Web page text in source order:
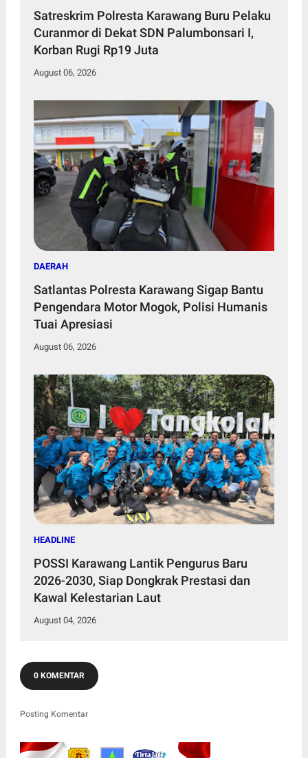
Satreskrim Polresta Karawang Buru Pelaku
Curanmor di Dekat SDN Palumbonsari I,
Korban Rugi Rp19 Juta
August 06, 2026
DAERAH
Satlantas Polresta Karawang Sigap Bantu
Pengendara Motor Mogok, Polisi Humanis
Tuai Apresiasi
August 06, 2026
HEADLINE
POSSI Karawang Lantik Pengurus Baru
2026-2030, Siap Dongkrak Prestasi dan
Kawal Kelestarian Laut
August 04, 2026
0 KOMENTAR
Posting Komentar